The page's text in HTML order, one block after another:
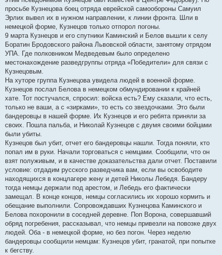
просьбе Кузнецова боец отряда еврейской самообороны Самуил
Эрлих вывел их в нужном направлении, к линии фронта. Шли в
немецкой форме, Кузнецов только отпорол погоны.
9 марта Кузнецов и его спутники Каминский и Белов вышли к селу
Боратин Бродовского района Львовской области, занятому отрядом
УПА. Где полковником Медведевым было определено
местонахождение разведгруппы отряда «Победители» для связи с
Кузнецовым.
На хуторе группа Кузнецова увидела людей в военной форме.
Кузнецов послал Белова в немецком обмундировании к крайней
хате. Тот постучался, спросил: войска есть? Ему сказали, что есть,
только не ваши, а с «зирками», то есть со звездочками. Это были
бандеровцы в нашей форме. Их Кузнецов и его ребята приняли за
своих. Пошла пальба, и Николай Кузнецов с двумя своими бойцами
были убиты.
Кузнецов был убит, отчет его бандеровцы нашли. Тогда поняли, кто
попал им в руки. Начали торговаться с немцами. Сообщили, что он
взят полуживым, и в качестве доказательства дали отчет. Поставили
условие: отдадим русского разведчика вам, если вы освободите
находящихся в концлагере жену и детей Николы Лебедя. Бандеру
тогда немцы держали под арестом, и Лебедь его фактически
замещал. В конце концов, немцы согласились их хорошо кормить и
обещание выполнили. Сопровождавших Кузнецова Каминского и
Белова похоронили в соседней деревне. Поп Ворона, совершавший
обряд погребения, рассказывал, что немцы привезли на повозке двух
людей. Оба - в немецкой форме, но без погон. Через неделю
бандеровцы сообщили немцам: Кузнецов убит, гранатой, при попытке
к бегству.